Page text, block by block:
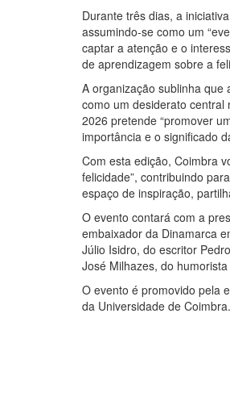
Durante três dias, a
assumindo-se como um
captar a atenção e o
de aprendizagem sobre a
A organização sublinha que
como um desiderato central
2026 pretende “promover
importância e o significado
Com esta edição, Coimbra
felicidade”, contribuindo
espaço de inspiração,
O evento contará com a
embaixador da Dinamarca
Júlio Isidro, do escritor
José Milhazes, do
O evento é promovido pela
da Universidade de Coimbra.